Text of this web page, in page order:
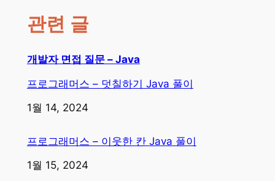
관련 글
개발자 면접 질문 – Java
프로그래머스 – 덧칠하기 Java 풀이
일자
1월 14, 2024
프로그래머스 – 이웃한 칸 Java 풀이
일자
1월 15, 2024